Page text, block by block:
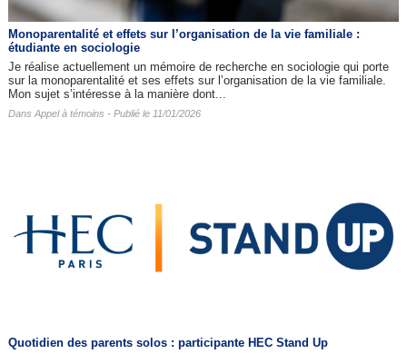
Monoparentalité et effets sur l’organisation de la vie familiale :
étudiante en sociologie
Je réalise actuellement un mémoire de recherche en sociologie qui porte
sur la monoparentalité et ses effets sur l’organisation de la vie familiale.
Mon sujet s’intéresse à la manière dont...
Dans Appel à témoins - Publié le 11/01/2026
Quotidien des parents solos : participante HEC Stand Up